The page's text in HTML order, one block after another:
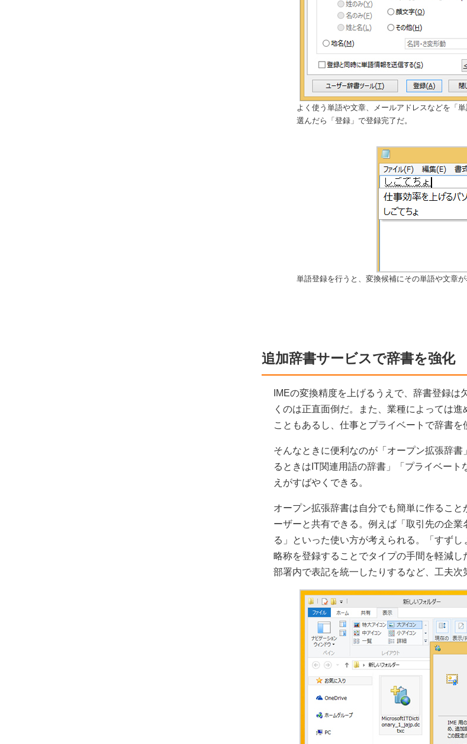
よく使う単語や文章、メールアドレスなどを「
選んだら「登録」で登録完了だ。
単語登録を行うと、変換候補にその単語や文章
追加辞書サービスで辞書を強化
IMEの変換精度を上げるうえで、辞書登録
くのは正直面倒だ。また、業種によっては
こともあるし、仕事とプライベートで辞書
そんなときに便利なのが「オープン拡張辞
るときはIT関連用語の辞書」「プライベー
えがすばやくできる。
オープン拡張辞書は自分でも簡単に作るこ
ーザーと共有できる。例えば「取引先の企
る」といった使い方が考えられる。「すず
略称を登録することでタイプの手間を軽減し
部署内で表記を統一したりするなど、工夫次